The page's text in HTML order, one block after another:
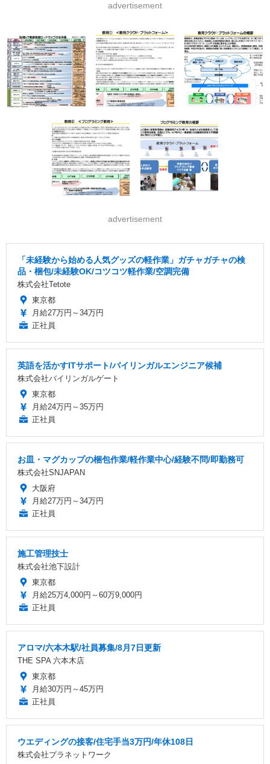
advertisement
advertisement
「未経験から始める人気グッズの軽作業」ガチャガチャの検
品・梱包/未経験OK/コツコツ軽作業/空調完備
株式会社Tetote
東京都
月給27万円～34万円
正社員
英語を活かすITサポート/バイリンガルエンジニア候補
株式会社バイリンガルゲート
東京都
月給24万円～35万円
正社員
お皿・マグカップの梱包作業/軽作業中心/経験不問/即勤務可
株式会社SNJAPAN
大阪府
月給27万円～34万円
正社員
施工管理技士
株式会社池下設計
東京都
月給25万4,000円～60万9,000円
正社員
アロマ/六本木駅/社員募集/8月7日更新
THE SPA 六本木店
東京都
月給30万円～45万円
正社員
ウエディングの接客/住宅手当3万円/年休108日
株式会社プラネットワーク